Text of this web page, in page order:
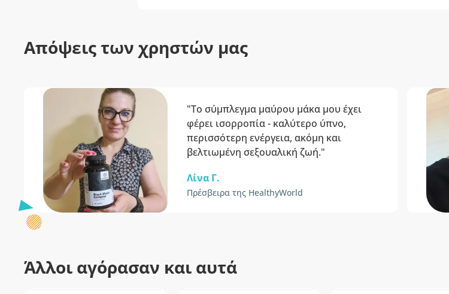
Απόψεις των χρηστών μας
"Το σύμπλεγμα μαύρου μάκα μου έχει
φέρει ισορροπία - καλύτερο ύπνο,
περισσότερη ενέργεια, ακόμη και
βελτιωμένη σεξουαλική ζωή."
Λίνα Γ.
Πρέσβειρα της HealthyWorld
Άλλοι αγόρασαν και αυτά